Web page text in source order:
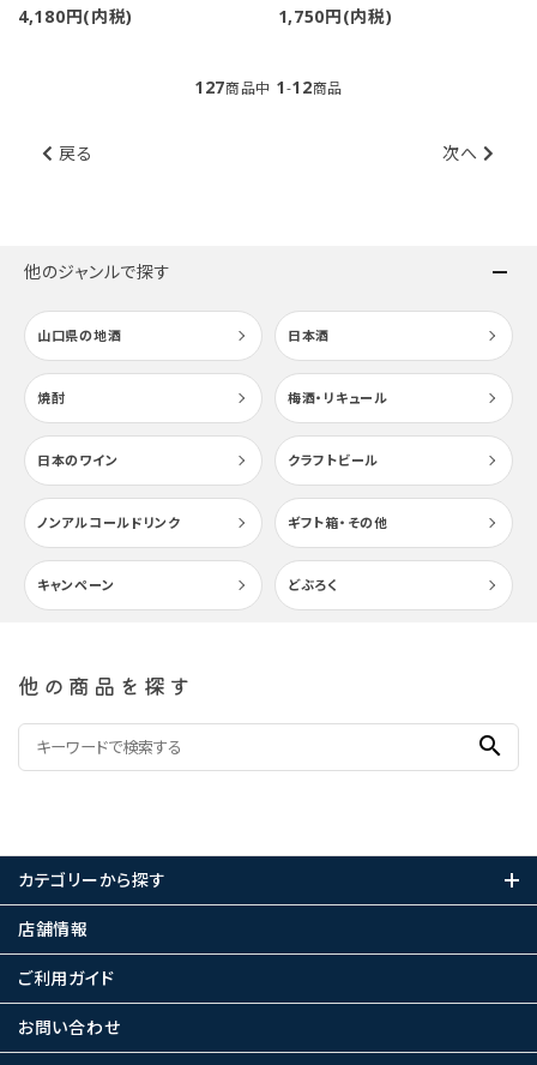
4,180円(内税)
1,750円(内税)
127商品中 1-12商品
戻る 次へ
他のジャンルで探す
山口県の地酒 日本酒
焼酎 梅酒・リキュール
日本のワイン クラフトビール
ノンアルコールドリンク ギフト箱・その他
キャンペーン どぶろく
他の商品を探す
search
カテゴリーから探す
店舗情報
ご利用ガイド
お問い合わせ